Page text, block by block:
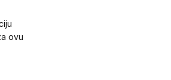
ovu